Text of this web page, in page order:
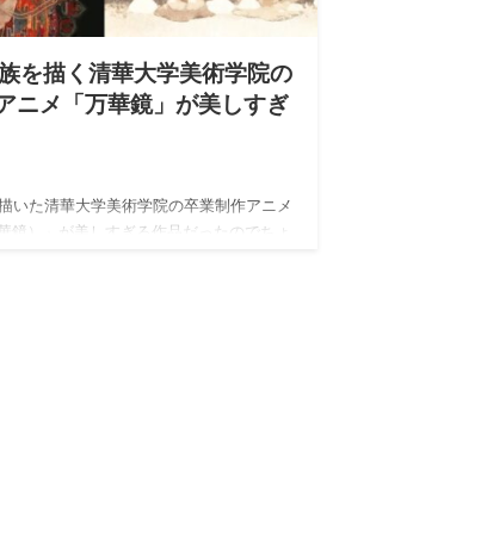
を描く清華大学美術学院の
ニメ「万華鏡」が美しすぎ
いた清華大学美術学院の卒業制作アニメ
鏡）」が美しすぎる作品だったのでちょ